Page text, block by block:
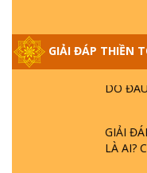
GIẢI ĐÁP THIỀN
GIẢI
- BÁC
DO
GIẢI
LÀ AI?